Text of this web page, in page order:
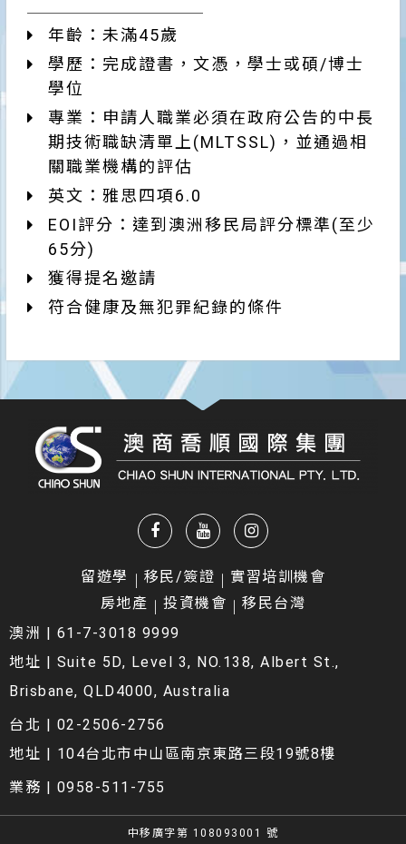
年齡：未滿45歲
學歷：完成證書，文憑，學士或碩/博士
學位
專業：申請人職業必須在政府公告的中長
期技術職缺清單上(MLTSSL)，並通過相
關職業機構的評估
英文：雅思四項6.0
EOI評分：達到澳洲移民局評分標準(至少
65分)
獲得提名邀請
符合健康及無犯罪紀錄的條件
留遊學 移民/簽證
實習培訓機會
房地產
投資機會
移民台灣
澳洲 | 61-7-3018 9999
地址 | Suite 5D, Level 3, NO.138, Albert St.,
Brisbane, QLD4000, Australia
台北 | 02-2506-2756
地址 | 104台北市中山區南京東路三段19號8樓
業務 | 0958-511-755
中移廣字第 108093001 號